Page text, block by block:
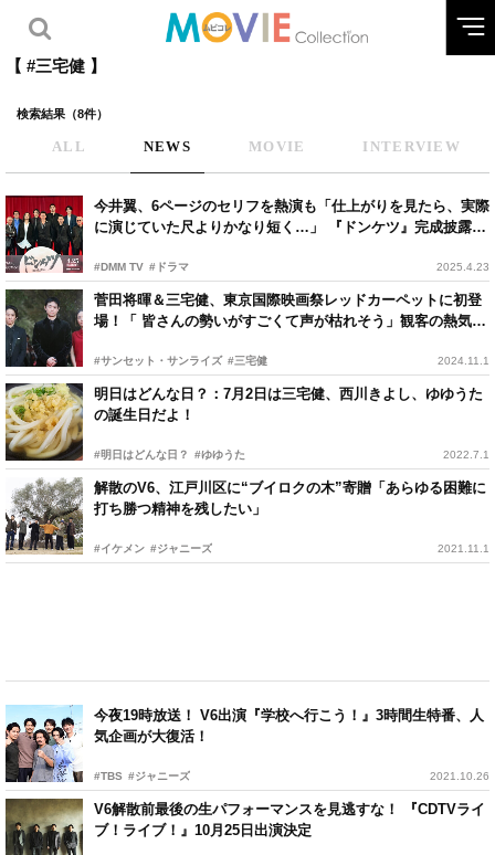
【 #三宅健 】
検索結果（8件）
ALL NEWS MOVIE INTERVIEW
今井翼、6ページのセリフを熱演も「仕上がりを見たら、実際
に演じていた尺よりかなり短く…」 『ドンケツ』完成披露試
#DMM TV #ドラマ 2025.4.23
菅田将暉＆三宅健、東京国際映画祭レッドカーペットに初登
場！「 皆さんの勢いがすごくて声が枯れそう」観客の熱気と
#サンセット・サンライズ #三宅健 2024.11.1
明日はどんな日？：7月2日は三宅健、西川きよし、ゆゆうた
の誕生日だよ！
#明日はどんな日？ #ゆゆうた 2022.7.1
解散のV6、江戸川区に“ブイロクの木”寄贈「あらゆる困難に
打ち勝つ精神を残したい」
#イケメン #ジャニーズ 2021.11.1
今夜19時放送！ V6出演『学校へ行こう！』3時間生特番、人
気企画が大復活！
#TBS #ジャニーズ 2021.10.26
V6解散前最後の生パフォーマンスを見逃すな！ 『CDTVライ
ブ！ライブ！』10月25日出演決定